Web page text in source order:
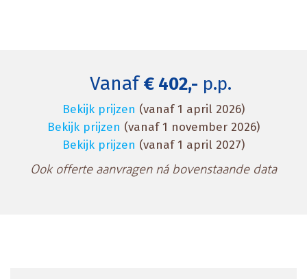
Vanaf€ 402,- p.p.
Bekijk prijzen (vanaf 1 april 2026)
Bekijk prijzen (vanaf 1 november 2026)
Bekijk prijzen (vanaf 1 april 2027)
Ook offerte aanvragen ná bovenstaande data